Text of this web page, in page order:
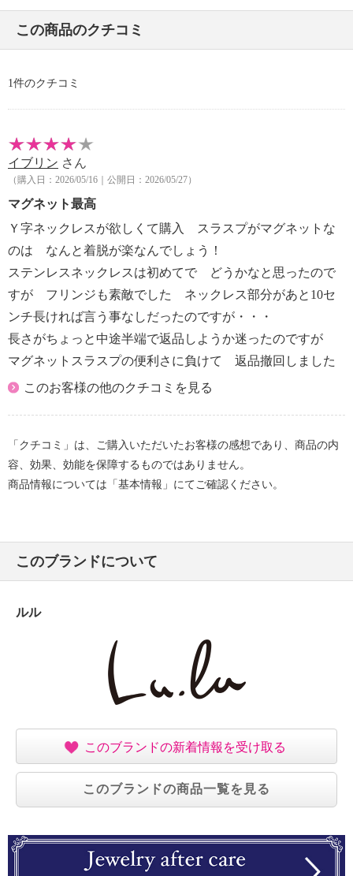
この商品のクチコミ
1件のクチコミ
イブリン さん
（購入日：2026/05/16｜公開日：2026/05/27）
マグネット最高
Ｙ字ネックレスが欲しくて購入 スラスプがマグネットな
のは なんと着脱が楽なんでしょう！
ステンレスネックレスは初めてで どうかなと思ったので
すが フリンジも素敵でした ネックレス部分があと10セ
ンチ長ければ言う事なしだったのですが・・・
長さがちょっと中途半端で返品しようか迷ったのですが
マグネットスラスプの便利さに負けて 返品撤回しました
このお客様の他のクチコミを見る
「クチコミ」は、ご購入いただいたお客様の感想であり、商品の内
容、効果、効能を保障するものではありません。
商品情報については「基本情報」にてご確認ください。
このブランドについて
ルル
このブランドの新着情報を受け取る
このブランドの商品一覧を見る